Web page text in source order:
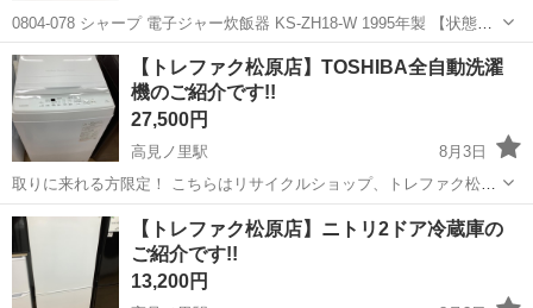
0804-078 シャープ 電子ジャー炊飯器 KS-ZH18-W 1995年製 【状態】
・使用に伴う多少のスレ、キズ、落としきれない汚れなどございます
・詳細は現地でご確認ください ・お値引きは出来かねます...
大阪 松原市 キッチン家電 1995年製
【トレファク松原店】TOSHIBA全自動洗濯
機のご紹介です!!
27,500円
高見ノ里駅
8月3日
取りに来れる方限定！ こちらはリサイクルショップ、トレファク松原
店からの出品です。 ●商品情報 アイテム名：全自動洗濯機 メーカー：
TOSHIBA（トーシバ） 年式：2023年製 型番：AW-7GM2 状態...
大阪 松原市 高見ノ里駅 生活家電 トレファク
【トレファク松原店】ニトリ2ドア冷蔵庫の
ご紹介です!!
13,200円